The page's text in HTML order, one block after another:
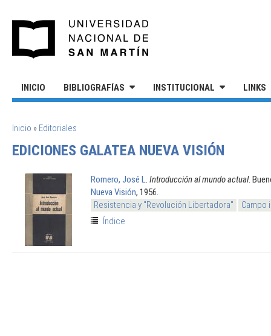
INICIO BIBLIOGRAFÍAS INSTITUCIONAL LINKS
SE ENCUENTRA USTED AQUÍ
Inicio » Editoriales
EDICIONES GALATEA NUEVA VISIÓN
Romero, José L Introducción al mundo actual.
Nueva Visión, 1956.
Resistencia y "Revolución Libertadora"
Campo
Índice